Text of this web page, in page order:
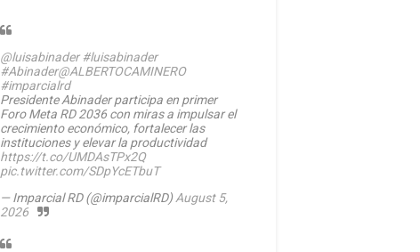
@luisabinader #luisabinader
#Abinader@ALBERTOCAMINERO
#imparcialrd
Presidente Abinader participa en primer
Foro Meta RD 2036 con miras a impulsar el
crecimiento económico, fortalecer las
instituciones y elevar la productividad
https://t.co/UMDAsTPx2Q
pic.twitter.com/SDpYcETbuT
— Imparcial RD (@imparcialRD)August 5,
2026